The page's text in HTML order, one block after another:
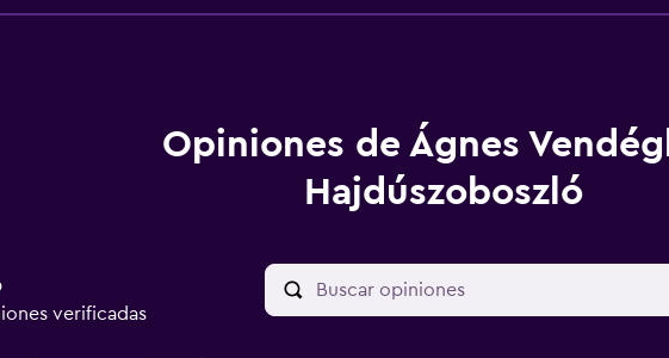
Opiniones de Ágnes
Hajdúszoboszló
verificadas